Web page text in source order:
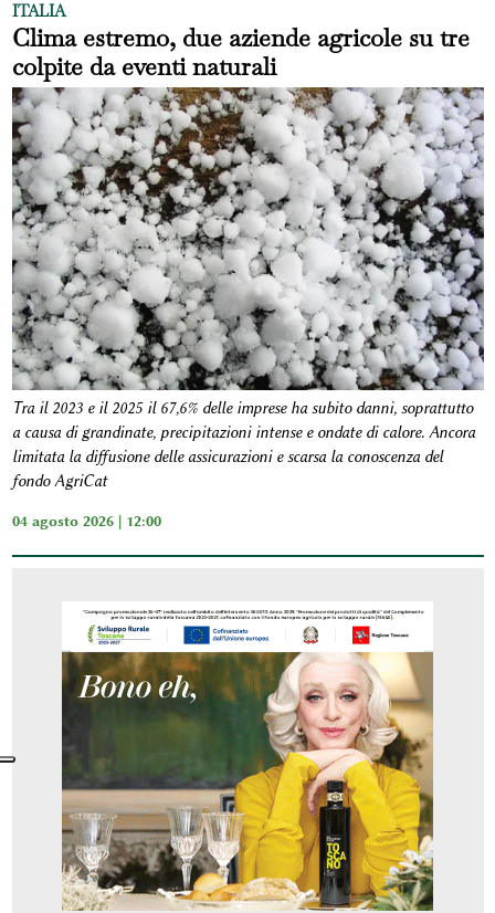
ITALIA
Clima estremo, due aziende agricole su tre
colpite da eventi naturali
Tra il 2023 e il 2025 il 67,6% delle imprese ha subito danni, soprattutto
a causa di grandinate, precipitazioni intense e ondate di calore. Ancora
limitata la diffusione delle assicurazioni e scarsa la conoscenza del
fondo AgriCat
04 agosto 2026 | 12:00